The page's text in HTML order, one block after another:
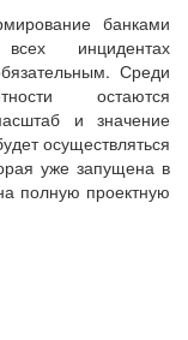
банками
инцидентах
Среди
остаются
и значение
осуществляться
уже запущена в
полную проектную